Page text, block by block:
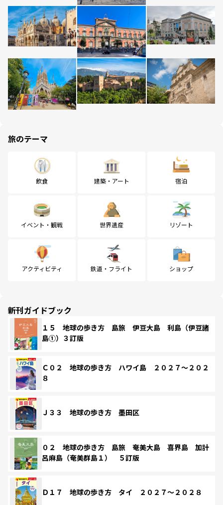
旅のテーマ
飲食 建築・アート 宿泊
イベント・観戦 世界遺産 リゾート
アクティビティ 鉄道・フライト ショップ
新刊ガイドブック
１５ 地球の歩き方 島旅 伊豆大島 利島（伊豆諸
島①）３訂版
Ｃ０２ 地球の歩き方 ハワイ島 ２０２７～２０２
８
Ｊ３３ 地球の歩き方 墨田区
０２ 地球の歩き方 島旅 奄美大島 喜界島 加計
呂麻島（奄美群島１） ５訂版
Ｄ１７ 地球の歩き方 タイ ２０２７～２０２８